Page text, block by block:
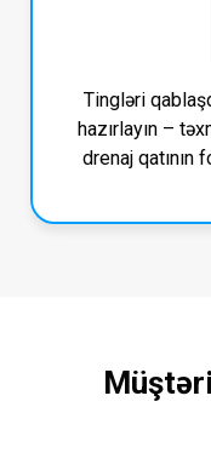
Tingləri
hazırlayın –
drenaj qatının